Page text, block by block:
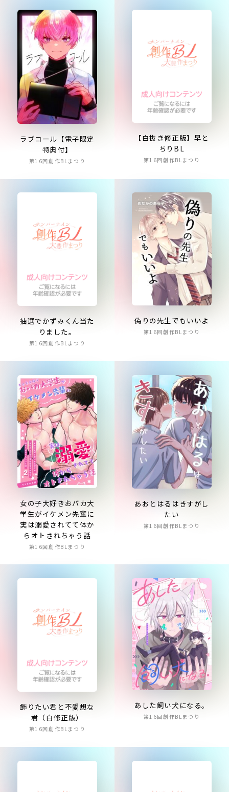
ラブコール【電子限定
特典付】
第16回創作BLまつり
【白抜き修正版】早と
ちりBL
第16回創作BLまつり
抽選でかずみくん当た
りました。
第16回創作BLまつり
偽りの先生でもいいよ
第16回創作BLまつり
女の子大好きおバカ大
学生がイケメン先輩に
実は溺愛されてて体か
らオトされちゃう話
第16回創作BLまつり
あおとはるはきすがし
たい
第16回創作BLまつり
飾りたい君と不愛想な
君（白修正版）
第16回創作BLまつり
あした飼い犬になる。
第16回創作BLまつり